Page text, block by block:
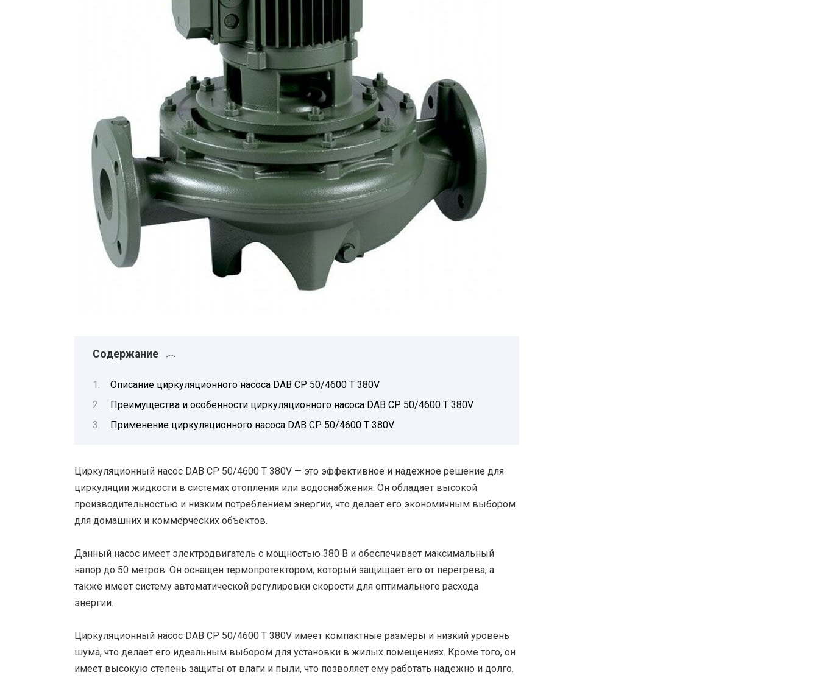
Содержание
Описание циркуляционного насоса DAB CP 50/4600 T 380V
Преимущества и особенности циркуляционного насоса DAB CP 50/4600 T 380V
Применение циркуляционного насоса DAB CP 50/4600 T 380V
Циркуляционный насос DAB CP 50/4600 T 380V — это эффективное и надежное решение для
циркуляции жидкости в системах отопления или водоснабжения. Он обладает высокой
производительностью и низким потреблением энергии, что делает его экономичным выбором
для домашних и коммерческих объектов.
Данный насос имеет электродвигатель с мощностью 380 В и обеспечивает максимальный
напор до 50 метров. Он оснащен термопротектором, который защищает его от перегрева, а
также имеет систему автоматической регулировки скорости для оптимального расхода
энергии.
Циркуляционный насос DAB CP 50/4600 T 380V имеет компактные размеры и низкий уровень
шума, что делает его идеальным выбором для установки в жилых помещениях. Кроме того, он
имеет высокую степень защиты от влаги и пыли, что позволяет ему работать надежно и долго.